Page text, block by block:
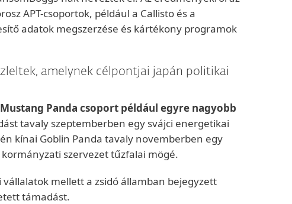
APT-csoportok, például a Callisto és a
adatok megszerzése és kártékony programok
amelynek célpontjai japán politikai
Panda csoport például egyre nagyobb
tavaly szeptemberben egy svájci energetikai
kínai Goblin Panda tavaly novemberben egy
szervezet tűzfalai mögé.
mellett a zsidó államban bejegyzett
támadást.